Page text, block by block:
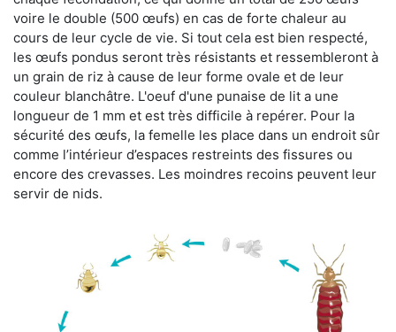
voire le double (500 œufs) en cas de forte chaleur au
cours de leur cycle de vie. Si tout cela est bien respecté,
les œufs pondus seront très résistants et ressembleront à
un grain de riz à cause de leur forme ovale et de leur
couleur blanchâtre. L'oeuf d'une punaise de lit a une
longueur de 1 mm et est très difficile à repérer. Pour la
sécurité des œufs, la femelle les place dans un endroit sûr
comme l’intérieur d’espaces restreints des fissures ou
encore des crevasses. Les moindres recoins peuvent leur
servir de nids.